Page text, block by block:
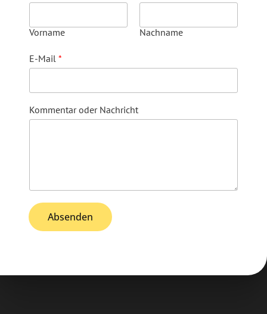
Vorname Nachname
E-Mail *
Kommentar oder Nachricht
Absenden